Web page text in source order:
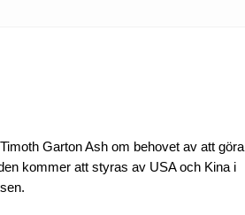
Garton Ash om behovet av att göra
kommer att styras av USA och Kina i